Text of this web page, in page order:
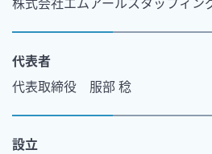
代表者
代表取締役 服部 稔
設立